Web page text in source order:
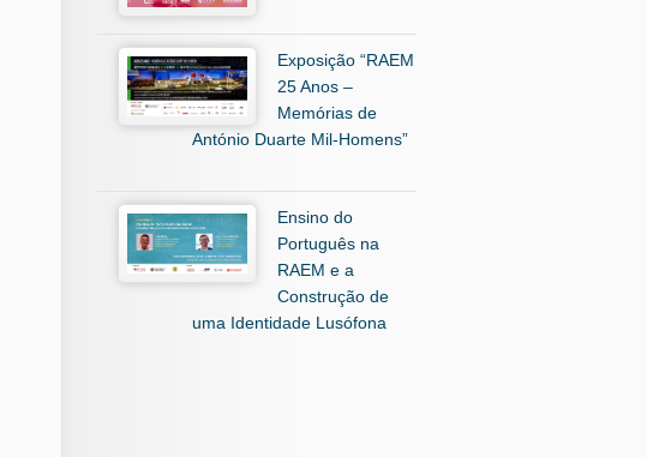
Exposição “RAEM
25 Anos –
Memórias de
António Duarte Mil-Homens”
Ensino do
Português na
RAEM e a
Construção de
uma Identidade Lusófona